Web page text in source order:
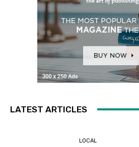
LATEST ARTICLES
LOCAL